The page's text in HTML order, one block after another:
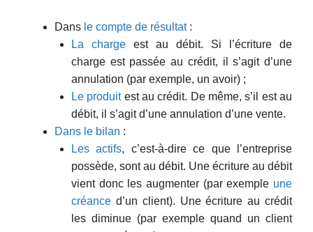
Dans le compte de résultat:
La charge est au débit. Si l’écriture de
charge est passée au crédit, il s’agit d’une
annulation (par exemple, un avoir) ;
Le produitest au crédit. De même, s’il est au
débit, il s’agit d’une annulation d’une vente.
Dans le bilan :
Les actifs, c’est-à-dire ce que l’entreprise
possède, sont au débit. Une écriture au débit
vient donc les augmenter (par exemple une
créance d’un client). Une écriture au crédit
les diminue (par exemple quand un client